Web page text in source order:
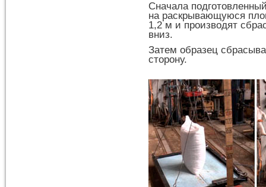
Сначала
на раскрывающуюся
1,2 м и производят
вниз.
Затем образец
сторону.